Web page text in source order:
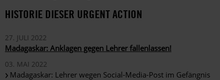
HISTORIE DIESER URGENT ACTION
27. JULI 2022
Madagaskar: Anklagen gegen Lehrer fallenlassen!
03. MAI 2022
Madagaskar: Lehrer wegen Social-Media-Post im Gefängnis